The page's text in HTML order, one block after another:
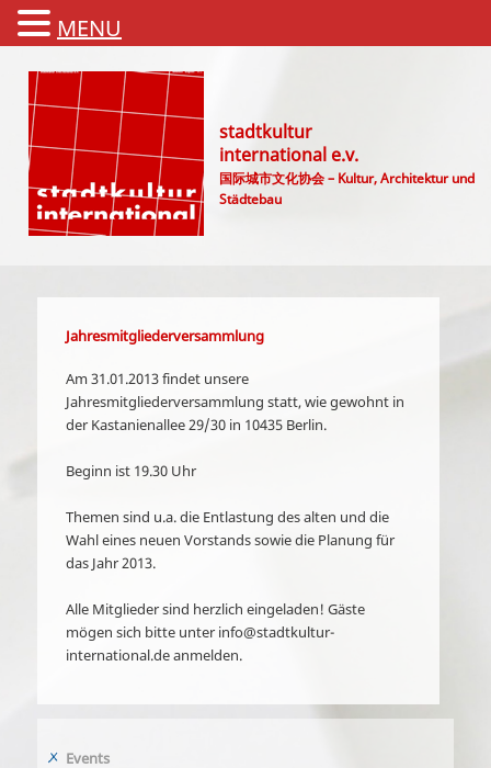
stadtkultur
international e.v.
国际城市文化协会 – Kultur, Architektur und
Städtebau
Jahresmitgliederversammlung
Am 31.01.2013 findet unsere
Jahresmitgliederversammlung statt, wie gewohnt in
der Kastanienallee 29/30 in 10435 Berlin.
Beginn ist 19.30 Uhr
Themen sind u.a. die Entlastung des alten und die
Wahl eines neuen Vorstands sowie die Planung für
das Jahr 2013.
Alle Mitglieder sind herzlich eingeladen! Gäste
mögen sich bitte unter info@stadtkultur-
international.de anmelden.
Events
MENU